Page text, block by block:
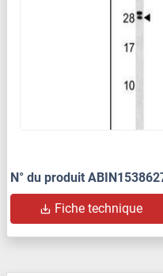
N° du produit
Fiche technique